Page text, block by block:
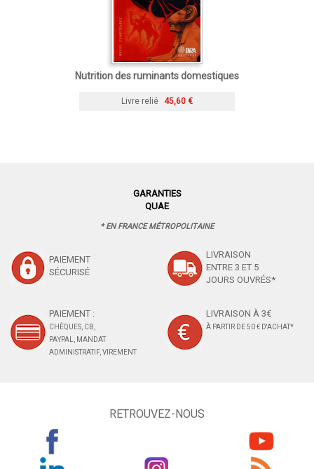
Nutrition des ruminants domestiques
Livre relié 45,60 €
GARANTIES
QUAE
* EN FRANCE MÉTROPOLITAINE
PAIEMENT
SÉCURISÉ
LIVRAISON
ENTRE 3 ET 5
JOURS OUVRÉS*
PAIEMENT :
CHÈQUES, CB,
PAYPAL, MANDAT
ADMINISTRATIF, VIREMENT
LIVRAISON À 3€
À PARTIR DE 50 € D'ACHAT*
RETROUVEZ-NOUS